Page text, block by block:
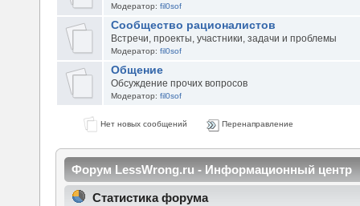
Модератор: fil0sof
Сообщество рационалистов
Встречи, проекты, участники, задачи и проблемы
Модератор: fil0sof
Общение
Обсуждение прочих вопросов
Модератор: fil0sof
Нет новых сообщений Перенаправление
Форум LessWrong.ru - Информационный центр
Статистика форума